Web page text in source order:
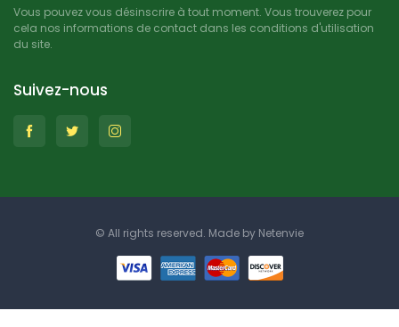
Vous pouvez vous désinscrire à tout moment. Vous trouverez pour
cela nos informations de contact dans les conditions d'utilisation
du site.
Suivez-nous
© All rights reserved. Made by Netenvie